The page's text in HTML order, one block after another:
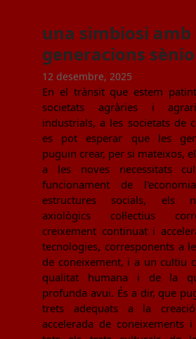
una simbiosi amb
generacions
12 desembre, 2025
En el trànsit que estem
societats agràries i
industrials, a les societats de
es pot esperar que les
puguin crear, per si mateixos,
a les noves necessitats
funcionament de
estructures socials, els
axiològics col·lectius
creixement continuat i
tecnologies, corresponents a
de coneixement, i a un cultiu
qualitat humana i de la
profunda avui. És a dir, que
trets adequats a la
accelerada de coneixements